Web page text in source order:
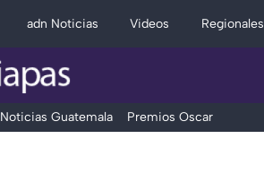
adn Noticias Videos Regionales
Noticias Guatemala Premios Oscar